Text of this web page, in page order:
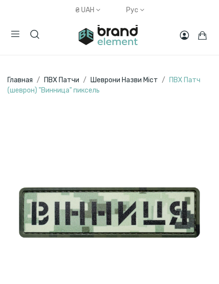
₴ UAH Рус
Главная ПВХ Патчи Шеврони Назви Міст
ПВХ Патч
(шеврон) "Винница" пиксель